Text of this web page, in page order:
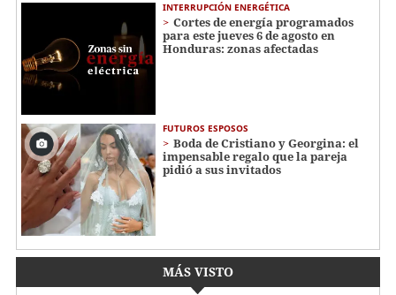
INTERRUPCIÓN ENERGÉTICA
Cortes de energía programados
para este jueves 6 de agosto en
Honduras: zonas afectadas
FUTUROS ESPOSOS
Boda de Cristiano y Georgina: el
impensable regalo que la pareja
pidió a sus invitados
MÁS VISTO